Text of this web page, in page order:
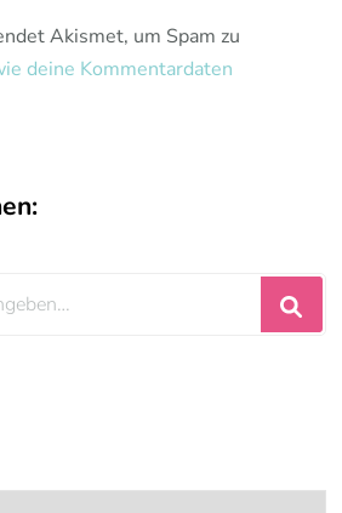
Akismet, um Spam zu
deine Kommentardaten